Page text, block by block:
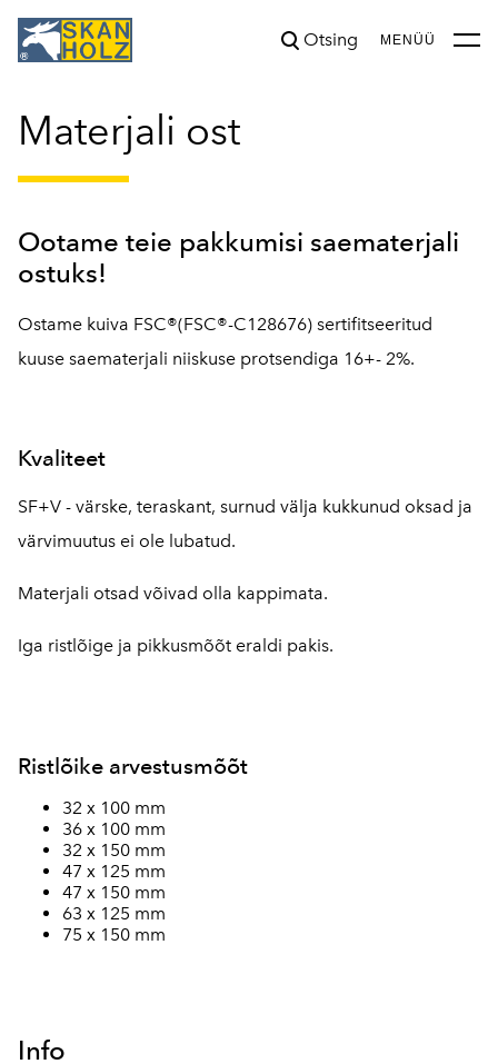
Otsing MENÜÜ
lisati ostukorvi. Vaata ostukorvi
Materjali ost
Ootame teie pakkumisi saematerjali
ostuks!
Ostame kuiva FSC®(FSC®-C128676) sertifitseeritud
kuuse saematerjali niiskuse protsendiga 16+- 2%.
Kvaliteet
SF+V - värske, teraskant, surnud välja kukkunud oksad ja
värvimuutus ei ole lubatud.
Materjali otsad võivad olla kappimata.
Iga ristlõige ja pikkusmõõt eraldi pakis.
Ristlõike arvestusmõõt
32 x 100 mm
36 x 100 mm
32 x 150 mm
47 x 125 mm
47 x 150 mm
63 x 125 mm
75 x 150 mm
Info